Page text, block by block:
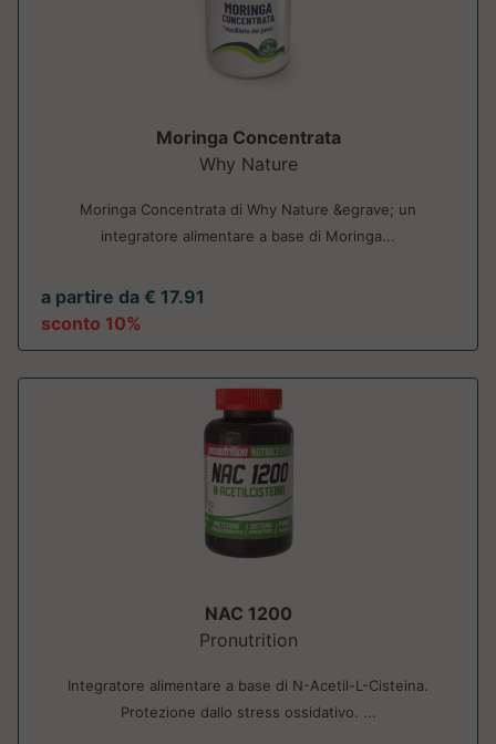
Moringa Concentrata
Why Nature
Moringa Concentrata di Why Nature &egrave; un
integratore alimentare a base di Moringa...
a partire da € 17.91
sconto 10%
NAC 1200
Pronutrition
Integratore alimentare a base di N-Acetil-L-Cisteina.
Protezione dallo stress ossidativo. ...